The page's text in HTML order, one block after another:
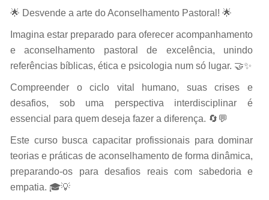
🌟 Desvende a arte do Aconselhamento Pastoral! 🌟
Imagina estar preparado para oferecer acompanhamento
e aconselhamento pastoral de excelência, unindo
referências bíblicas, ética e psicologia num só lugar. 🤝✨
Compreender o ciclo vital humano, suas crises e
desafios, sob uma perspectiva interdisciplinar é
essencial para quem deseja fazer a diferença. 🔄💬
Este curso busca capacitar profissionais para dominar
teorias e práticas de aconselhamento de forma dinâmica,
preparando-os para desafios reais com sabedoria e
empatia. 🎓💡